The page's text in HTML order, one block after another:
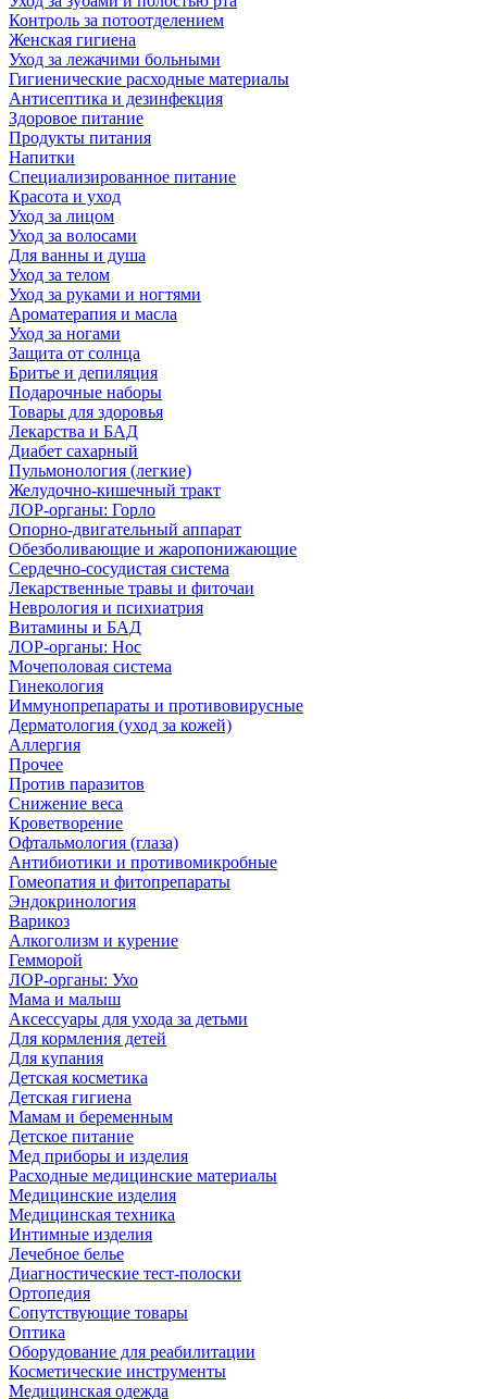
Контроль за потоотделением
Женская гигиена
Уход за лежачими больными
Гигиенические расходные материалы
Антисептика и дезинфекция
Здоровое питание
Продукты питания
Напитки
Специализированное питание
Красота и уход
Уход за лицом
Уход за волосами
Для ванны и душа
Уход за телом
Уход за руками и ногтями
Ароматерапия и масла
Уход за ногами
Защита от солнца
Бритье и депиляция
Подарочные наборы
Товары для здоровья
Лекарства и БАД
Диабет сахарный
Пульмонология (легкие)
Желудочно-кишечный тракт
ЛОР-органы: Горло
Опорно-двигательный аппарат
Обезболивающие и жаропонижающие
Сердечно-сосудистая система
Лекарственные травы и фиточаи
Неврология и психиатрия
Витамины и БАД
ЛОР-органы: Нос
Мочеполовая система
Гинекология
Иммунопрепараты и противовирусные
Дерматология (уход за кожей)
Аллергия
Прочее
Против паразитов
Снижение веса
Кроветворение
Офтальмология (глаза)
Антибиотики и противомикробные
Гомеопатия и фитопрепараты
Эндокринология
Варикоз
Алкоголизм и курение
Гемморой
ЛОР-органы: Ухо
Мама и малыш
Аксессуары для ухода за детьми
Для кормления детей
Для купания
Детская косметика
Детская гигиена
Мамам и беременным
Детское питание
Мед приборы и изделия
Расходные медицинские материалы
Медицинские изделия
Медицинская техника
Интимные изделия
Лечебное белье
Диагностические тест-полоски
Ортопедия
Сопутствующие товары
Оптика
Оборудование для реабилитации
Косметические инструменты
Медицинская одежда